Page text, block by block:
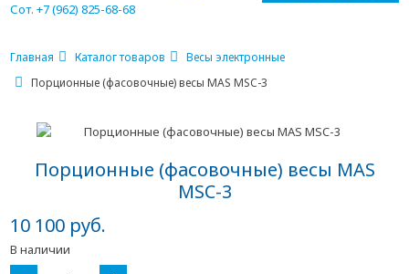
Сот. +7 (962) 825-68-68
Главная Каталог товаров
Весы электронные
Порционные (фасовочные) весы MAS MSC-3
Порционные (фасовочные) весы MAS
MSC-3
10 100 руб.
В наличии